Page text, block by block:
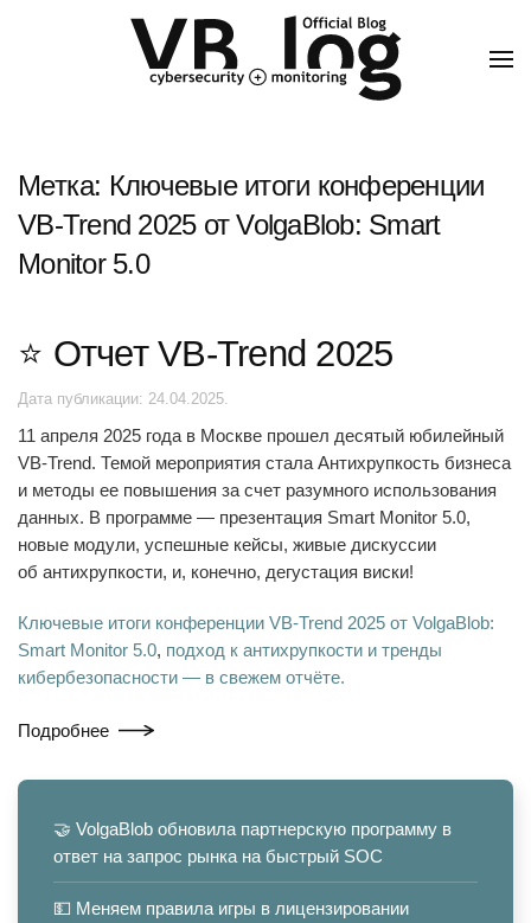
Метка: Ключевые итоги конференции
VB-Trend 2025 от VolgaBlob: Smart
Monitor 5.0
⭐️ Отчет VB-Trend 2025
Дата публикации: 24.04.2025.
11 апреля 2025 года в Москве прошел десятый юбилейный
VB-Trend. Темой мероприятия стала Антихрупкость бизнеса
и методы ее повышения за счет разумного использования
данных. В программе — презентация Smart Monitor 5.0,
новые модули, успешные кейсы, живые дискуссии
об антихрупкости, и, конечно, дегустация виски!
Ключевые итоги конференции VB-Trend 2025 от VolgaBlob:
Smart Monitor 5.0, подход к антихрупкости и тренды
кибербезопасности — в свежем отчёте.
Подробнее
🤝 VolgaBlob обновила партнерскую программу в
ответ на запрос рынка на быстрый SOC
💵 Меняем правила игры в лицензировании